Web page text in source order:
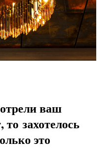
ваш
захотелось
это